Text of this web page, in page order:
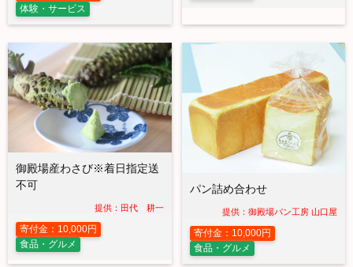
体験・サービス
御殿場産わさび※着日指定送
不可
提供：田代 耕一
寄付金：10,000円
食品・グルメ
パン詰め合わせ
提供：御殿場パン工房 山口屋
寄付金：10,000円
食品・グルメ